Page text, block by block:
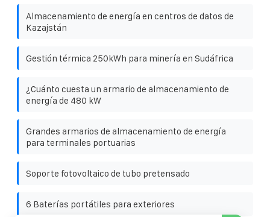
Almacenamiento de energía en centros de datos de
Kazajstán
Gestión térmica 250kWh para minería en Sudáfrica
¿Cuánto cuesta un armario de almacenamiento de
energía de 480 kW
Grandes armarios de almacenamiento de energía
para terminales portuarias
Soporte fotovoltaico de tubo pretensado
6 Baterías portátiles para exteriores